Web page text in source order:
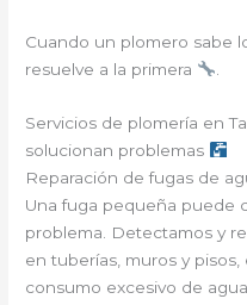
Cuando un plomero sabe
resuelve a la primera
Servicios de plomería en
solucionan problemas
Reparación de fugas de
Una fuga pequeña puede
problema. Detectamos y
en tuberías, muros y
consumo excesivo de agua.